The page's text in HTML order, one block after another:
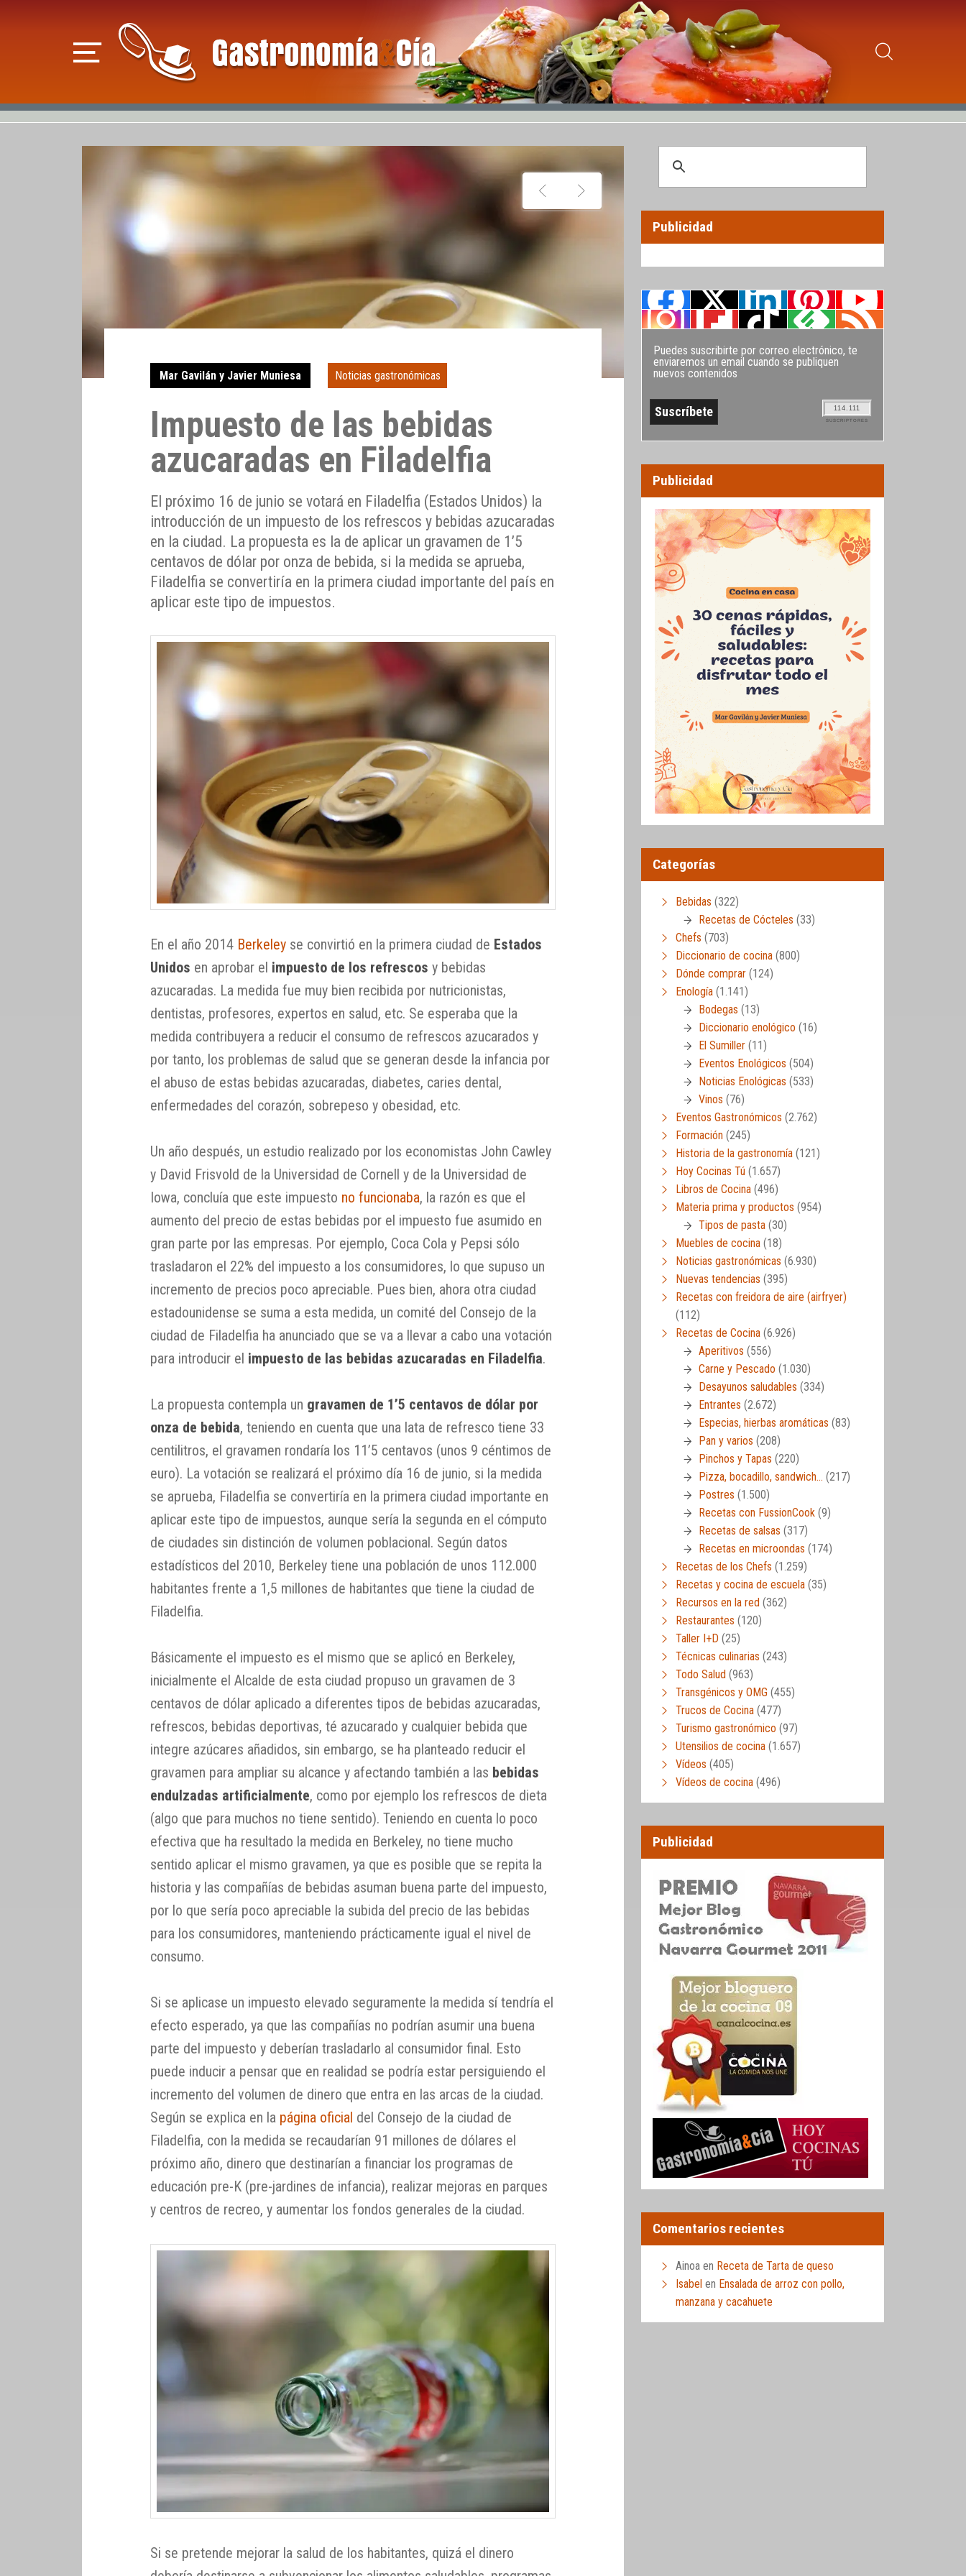
Mar Gavilán y Javier Muniesa Noticias gastronómicas
Impuesto de las bebidas
azucaradas en Filadelfia
El próximo 16 de junio se votará en Filadelfia (Estados Unidos) la
introducción de un impuesto de los refrescos y bebidas azucaradas
en la ciudad. La propuesta es la de aplicar un gravamen de 1’5
centavos de dólar por onza de bebida, si la medida se aprueba,
Filadelfia se convertiría en la primera ciudad importante del país en
aplicar este tipo de impuestos.
En el año 2014 Berkeley se convirtió en la primera ciudad de Estados
Unidos en aprobar el impuesto de los refrescos y bebidas
azucaradas. La medida fue muy bien recibida por nutricionistas,
dentistas, profesores, expertos en salud, etc. Se esperaba que la
medida contribuyera a reducir el consumo de refrescos azucarados y
por tanto, los problemas de salud que se generan desde la infancia por
el abuso de estas bebidas azucaradas, diabetes, caries dental,
enfermedades del corazón, sobrepeso y obesidad, etc.
Un año después, un estudio realizado por los economistas John Cawley
y David Frisvold de la Universidad de Cornell y de la Universidad de
Iowa, concluía que este impuesto no funcionaba, la razón es que el
aumento del precio de estas bebidas por el impuesto fue asumido en
gran parte por las empresas. Por ejemplo, Coca Cola y Pepsi sólo
trasladaron el 22% del impuesto a los consumidores, lo que supuso un
incremento de precios poco apreciable. Pues bien, ahora otra ciudad
estadounidense se suma a esta medida, un comité del Consejo de la
ciudad de Filadelfia ha anunciado que se va a llevar a cabo una votación
para introducir el impuesto de las bebidas azucaradas en Filadelfia.
La propuesta contempla un gravamen de 1’5 centavos de dólar por
onza de bebida, teniendo en cuenta que una lata de refresco tiene 33
centilitros, el gravamen rondaría los 11’5 centavos (unos 9 céntimos de
euro). La votación se realizará el próximo día 16 de junio, si la medida
se aprueba, Filadelfia se convertiría en la primera ciudad importante en
aplicar este tipo de impuestos, aunque sería la segunda en el cómputo
de ciudades sin distinción de volumen poblacional. Según datos
estadísticos del 2010, Berkeley tiene una población de unos 112.000
habitantes frente a 1,5 millones de habitantes que tiene la ciudad de
Filadelfia.
Básicamente el impuesto es el mismo que se aplicó en Berkeley,
inicialmente el Alcalde de esta ciudad propuso un gravamen de 3
centavos de dólar aplicado a diferentes tipos de bebidas azucaradas,
refrescos, bebidas deportivas, té azucarado y cualquier bebida que
integre azúcares añadidos, sin embargo, se ha planteado reducir el
gravamen para ampliar su alcance y afectando también a las bebidas
endulzadas artificialmente, como por ejemplo los refrescos de dieta
(algo que para muchos no tiene sentido). Teniendo en cuenta lo poco
efectiva que ha resultado la medida en Berkeley, no tiene mucho
sentido aplicar el mismo gravamen, ya que es posible que se repita la
historia y las compañías de bebidas asuman buena parte del impuesto,
por lo que sería poco apreciable la subida del precio de las bebidas
para los consumidores, manteniendo prácticamente igual el nivel de
consumo.
Si se aplicase un impuesto elevado seguramente la medida sí tendría el
efecto esperado, ya que las compañías no podrían asumir una buena
parte del impuesto y deberían trasladarlo al consumidor final. Esto
puede inducir a pensar que en realidad se podría estar persiguiendo el
incremento del volumen de dinero que entra en las arcas de la ciudad.
Según se explica en la página oficial del Consejo de la ciudad de
Filadelfia, con la medida se recaudarían 91 millones de dólares el
próximo año, dinero que destinarían a financiar los programas de
educación pre-K (pre-jardines de infancia), realizar mejoras en parques
y centros de recreo, y aumentar los fondos generales de la ciudad.
Si se pretende mejorar la salud de los habitantes, quizá el dinero
Publicidad
Puedes suscribirte por correo electrónico, te
enviaremos un email cuando se publiquen
nuevos contenidos
114.111
SUSCRIPTORES
Publicidad
Categorías
Bebidas (322)
Recetas de Cócteles (33)
Chefs (703)
Diccionario de cocina (800)
Dónde comprar (124)
Enología (1.141)
Bodegas (13)
Diccionario enológico (16)
El Sumiller (11)
Eventos Enológicos (504)
Noticias Enológicas (533)
Vinos (76)
Eventos Gastronómicos (2.762)
Formación (245)
Historia de la gastronomía (121)
Hoy Cocinas Tú (1.657)
Libros de Cocina (496)
Materia prima y productos (954)
Tipos de pasta (30)
Muebles de cocina (18)
Noticias gastronómicas (6.930)
Nuevas tendencias (395)
Recetas con freidora de aire (airfryer)
(112)
Recetas de Cocina (6.926)
Aperitivos (556)
Carne y Pescado (1.030)
Desayunos saludables (334)
Entrantes (2.672)
Especias, hierbas aromáticas (83)
Pan y varios (208)
Pinchos y Tapas (220)
Pizza, bocadillo, sandwich… (217)
Postres (1.500)
Recetas con FussionCook (9)
Recetas de salsas (317)
Recetas en microondas (174)
Recetas de los Chefs (1.259)
Recetas y cocina de escuela (35)
Recursos en la red (362)
Restaurantes (120)
Taller I+D (25)
Técnicas culinarias (243)
Todo Salud (963)
Transgénicos y OMG (455)
Trucos de Cocina (477)
Turismo gastronómico (97)
Utensilios de cocina (1.657)
Vídeos (405)
Vídeos de cocina (496)
Publicidad
Comentarios recientes
Ainoa en Receta de Tarta de queso
Isabel en Ensalada de arroz con pollo,
manzana y cacahuete